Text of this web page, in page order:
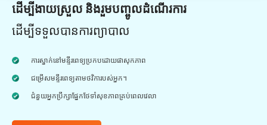
ដើម្បីងាយស្រួល និងរួមបញ្ចូលដំណើរការ
ដើម្បីទទួលបានការព្យាបាល
ការស្នាក់នៅមន្ទីរពេទ្យប្រកបដោយផាសុកភាព
ជម្រើសមន្ទីរពេទ្យតាមថវិការបស់អ្នក។
ជំនួយអ្នកប្រឹក្សាផ្នែកថែទាំសុខភាពគ្រប់ពេលវេលា